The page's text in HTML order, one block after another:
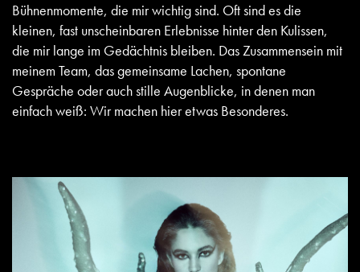
Bühnenmomente, die mir wichtig sind. Oft sind es die
kleinen, fast unscheinbaren Erlebnisse hinter den Kulissen,
die mir lange im Gedächtnis bleiben. Das Zusammensein mit
meinem Team, das gemeinsame Lachen, spontane
Gespräche oder auch stille Augenblicke, in denen man
einfach weiß: Wir machen hier etwas Besonderes.